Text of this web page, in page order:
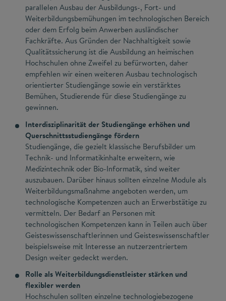
parallelen Ausbau der Ausbildungs-, Fort- und
Weiterbildungsbemühungen im technologischen Bereich
oder dem Erfolg beim Anwerben ausländischer
Fachkräfte. Aus Gründen der Nachhaltigkeit sowie
Qualitätssicherung ist die Ausbildung an heimischen
Hochschulen ohne Zweifel zu befürworten, daher
empfehlen wir einen weiteren Ausbau technologisch
orientierter Studiengänge sowie ein verstärktes
Bemühen, Studierende für diese Studiengänge zu
gewinnen.
Interdisziplinarität der Studiengänge erhöhen und
Querschnittsstudiengänge fördern
Studiengänge, die gezielt klassische Berufsbilder um
Technik- und Informatikinhalte erweitern, wie
Medizintechnik oder Bio-Informatik, sind weiter
auszubauen. Darüber hinaus sollten einzelne Module als
Weiterbildungsmaßnahme angeboten werden, um
technologische Kompetenzen auch an Erwerbstätige zu
vermitteln. Der Bedarf an Personen mit
technologischen Kompetenzen kann in Teilen auch über
Geisteswissenschaftlerinnen und Geisteswissenschaftler
beispielsweise mit Interesse an nutzerzentriertem
Design weiter gedeckt werden.
Rolle als Weiterbildungsdienstleister stärken und
flexibler werden
Hochschulen sollten einzelne technologiebezogene